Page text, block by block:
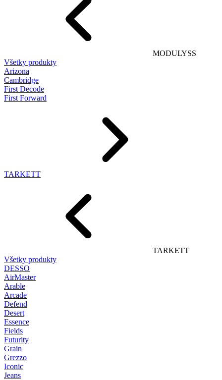
MODULYSS
Všetky produkty
Arizona
Cambridge
First Decode
First Forward
TARKETT
TARKETT
Všetky produkty
DESSO
AirMaster
Arable
Arcade
Defend
Desert
Essence
Fields
Futurity
Grain
Grezzo
Iconic
Jeans